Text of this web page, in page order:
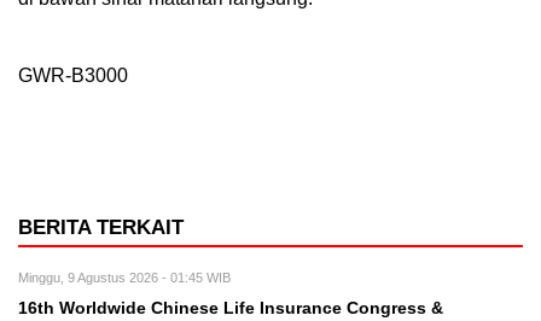
GWR-B3000
BERITA TERKAIT
Minggu, 9 Agustus 2026 - 01:45 WIB
16th Worldwide Chinese Life Insurance Congress &